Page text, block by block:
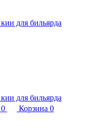
0 Корзина 0